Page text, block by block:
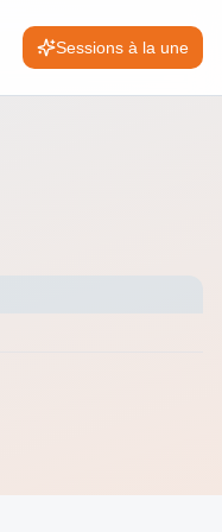
Sessions à la une